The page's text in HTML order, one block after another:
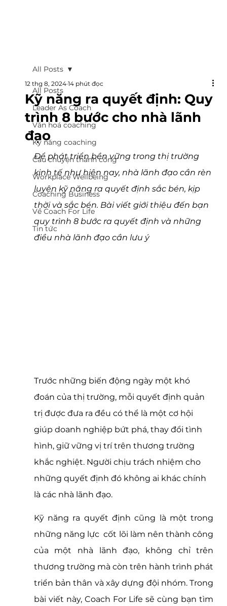
All Posts
Leader As Coach
Văn hoá coaching
Kỹ năng coaching
Câu chuyện thành công
Workplace Wellbeing
Coaching Business
Về Coach For Life
Tin tức
All Posts
Kỹ năng ra quyết định: Quy
trình 8 bước cho nhà lãnh
đạo
12 thg 8, 2024 14 phút đọc
Để phát triển bền vững trong thị trường
kinh tế như hiện nay, nhà lãnh đạo cần rèn
luyện kỹ năng ra quyết định sắc bén, kịp
thời và sắc bén. Bài viết giới thiệu đến bạn
quy trình 8 bước ra quyết định và những
điều nhà lãnh đạo cần lưu ý
Trước những biến động ngày một khó
đoán của thị trường, mỗi quyết định quản
trị được đưa ra đều có thể là một cơ hội
giúp doanh nghiệp bứt phá, thay đổi tình
hình, giữ vững vị trí trên thương trường
khắc nghiệt. Người chịu trách nhiệm cho
những quyết định đó không ai khác chính
là các nhà lãnh đạo.
Kỹ năng ra quyết định cũng là một trong
những năng lực  cốt lõi làm nên thành công
của một nhà lãnh đạo, không chỉ trên
thương trường mà còn trên hành trình phát
triển bản thân và xây dựng đội nhóm. Trong
bài viết này, Coach For Life sẽ cùng bạn tìm